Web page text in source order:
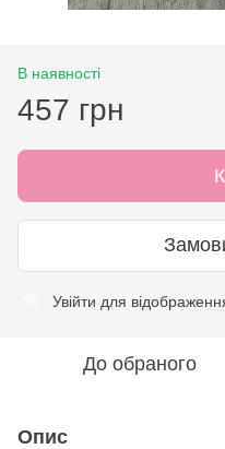
В наявності
457 грн
Увійти для
До обраного
Опис